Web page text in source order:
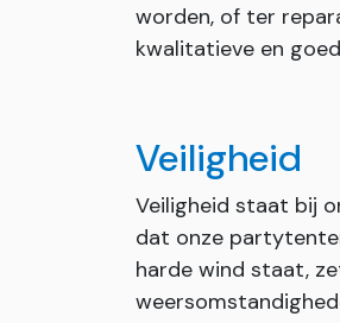
worden, of ter
kwalitatieve en
Veiligheid
Veiligheid staat bij
dat onze
harde wind staat,